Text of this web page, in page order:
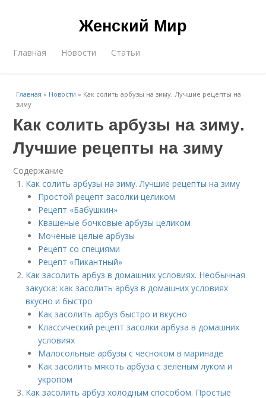
Женский Мир
Главная Новости Статьи
Главная » Новости » Как солить арбузы на зиму. Лучшие рецепты на
зиму
Как солить арбузы на зиму.
Лучшие рецепты на зиму
Содержание
Как солить арбузы на зиму. Лучшие рецепты на зиму
Простой рецепт засолки целиком
Рецепт «Бабушкин»
Квашеные бочковые арбузы целиком
Моченые целые арбузы
Рецепт со специями
Рецепт «Пикантный»
Как засолить арбуз в домашних условиях. Необычная
закуска: как засолить арбуз в домашних условиях
вкусно и быстро
Как засолить арбуз быстро и вкусно
Классический рецепт засолки арбуза в домашних
условиях
Малосольные арбузы с чесноком в маринаде
Как засолить мякоть арбуза с зеленым луком и
укропом
Как засолить арбуз холодным способом. Простые